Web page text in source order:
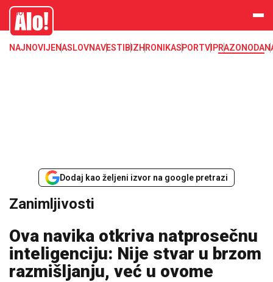
Zanimljivosti
Alo
NAJNOVIJENASLOVNAVESTI BIZHRONIKASPORTVIPRAZONODA
Dodaj kao željeni izvor na google pretrazi
Zanimljivosti
Ova navika otkriva natprosečnu
inteligenciju: Nije stvar u brzom
razmišljanju, već u ovome